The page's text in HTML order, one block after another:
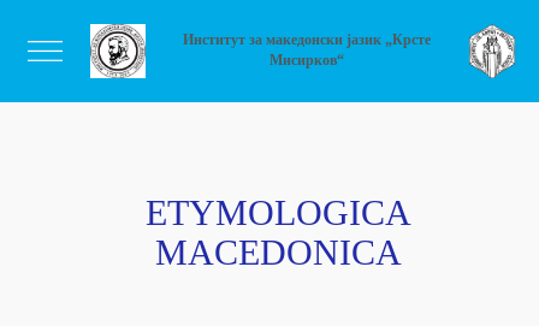
Институт за македонски јазик „Крсте
Мисирков“
ETYMOLOGICA
MACEDONICA